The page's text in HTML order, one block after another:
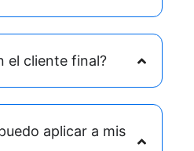
el cliente final?
aplicar a mis